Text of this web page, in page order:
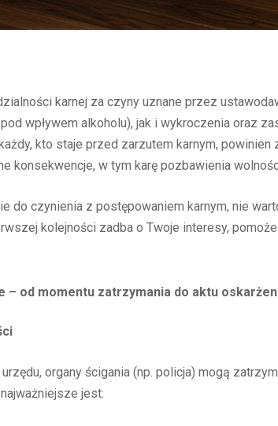
karnej za czyny uznane przez
wpływem alkoholu), jak i wykroczenia oraz
kto staje przed zarzutem karnym,
konsekwencje, w tym karę pozbawienia
do czynienia z postępowaniem karnym, nie
kolejności zadba o Twoje interesy,
– od momentu zatrzymania do aktu
organy ścigania (np. policja) mogą
jest: